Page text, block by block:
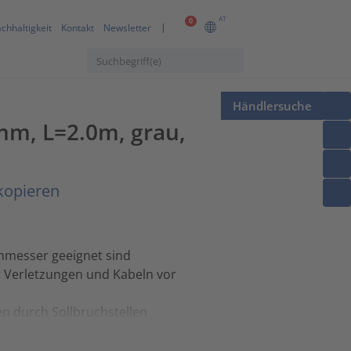
0 AT
Kontakt Newsletter
Händlersuche
L=2.0m, grau,
geeignet sind
und Kabeln vor
durch Sollbruchstellen